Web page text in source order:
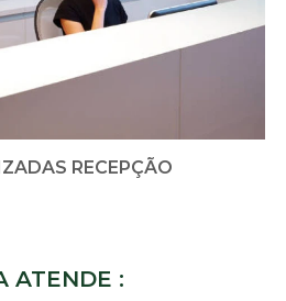
RECEPÇÃO
ATENDE :